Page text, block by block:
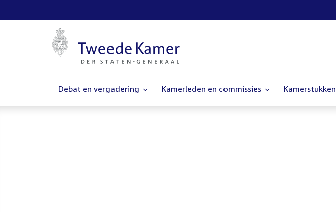
Debat en vergadering Kamerleden en commissies Kamerstukken